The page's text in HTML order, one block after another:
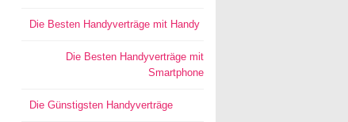
Die Besten Handyverträge mit Handy
Die Besten Handyverträge mit
Smartphone
Die Günstigsten Handyverträge